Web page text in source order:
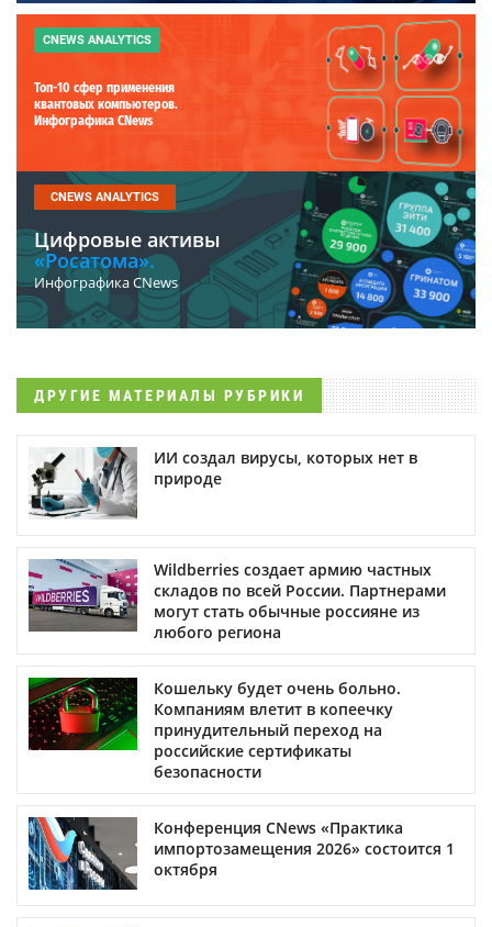
CNEWS ANALYTICS
Топ-10 сфер применения
квантовых компьютеров.
Инфографика CNews
CNEWS ANALYTICS
Цифровые активы
«Росатома».
Инфографика CNews
ДРУГИЕ МАТЕРИАЛЫ РУБРИКИ
ИИ создал вирусы, которых нет в
природе
Wildberries создает армию частных
складов по всей России. Партнерами
могут стать обычные россияне из
любого региона
Кошельку будет очень больно.
Компаниям влетит в копеечку
принудительный переход на
российские сертификаты
безопасности
Конференция CNews «Практика
импортозамещения 2026» состоится 1
октября